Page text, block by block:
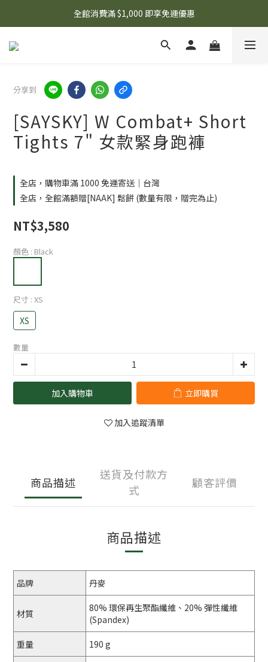
🌟 想知道現在有什麼優惠嗎？ 點擊查看最新優惠！
全館消費滿 $1,000 即享免運優惠
🌟 想知道現在有什麼優惠嗎？ 點擊查看最新優惠！
分享到
[SAYSKY] W Combat+ Short
Tights 7" 女款緊身跑褲
全店，購物車滿 1000 免運寄送｜台灣
全店，全館滿額贈[NAAK] 鬆餅 (數量有限，贈完為止)
NT$3,580
顏色 : Black
尺寸 : XS
XS
數量
加入購物車 立即購買
加入追蹤清單
商品描述
送貨及付款方
式
顧客評價
商品描述
品牌 丹麥
材質
80% 環保再生聚酯纖維、20% 彈性纖維
(Spandex)
重量 190 g